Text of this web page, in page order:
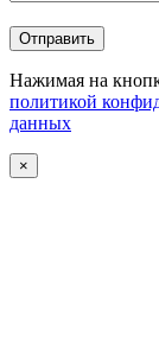
Отправить
Нажимая на
политикой
данных
×